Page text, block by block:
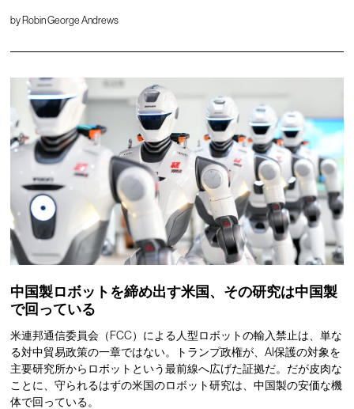
by Robin George Andrews
中国製ロボットを締め出す米国、その研究は中国製
で回っている
米連邦通信委員会（FCC）による人型ロボットの輸入禁止は、単な
る対中貿易政策の一章ではない。トランプ政権が、AI保護の対象を
主要研究所からロボットという最前線へ広げた証拠だ。だが皮肉な
ことに、守られるはずの米国のロボット研究は、中国製の安価な機
体で回っている。